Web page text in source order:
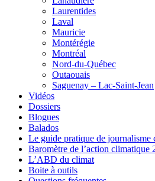
Laurentides
Laval
Mauricie
Montérégie
Montréal
Nord-du-Québec
Outaouais
Saguenay – Lac-Saint-Jean
Vidéos
Dossiers
Blogues
Balados
Le guide pratique de journalisme
Baromètre de l’action climatique
L’ABD du climat
Boite à outils